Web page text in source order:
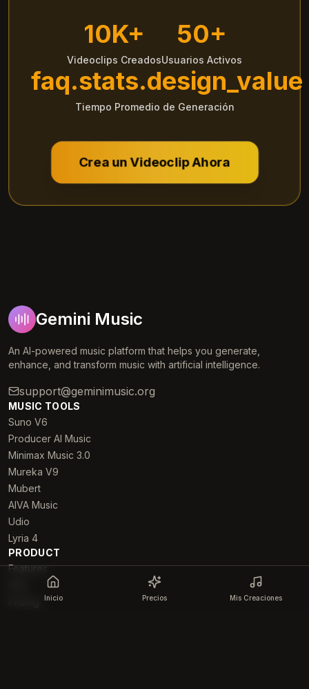
10K+
Videoclips Creados
50+
Usuarios Activos
faq.stats.design_value
Tiempo Promedio de Generación
Crea un Videoclip Ahora
Gemini Music
An AI-powered music platform that helps you generate,
enhance, and transform music with artificial intelligence.
support@geminimusic.org
MUSIC TOOLS
Suno V6
Producer AI Music
Minimax Music 3.0
Mureka V9
Mubert
AIVA Music
Udio
Lyria 4
PRODUCT
Features
Inicio Precios Mis Creaciones